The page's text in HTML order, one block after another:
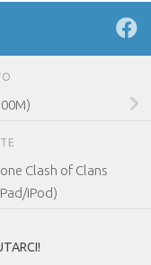
Clash of Clans
iPod)